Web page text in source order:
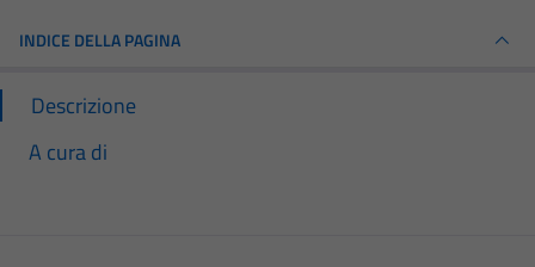
INDICE DELLA PAGINA
Descrizione
A cura di